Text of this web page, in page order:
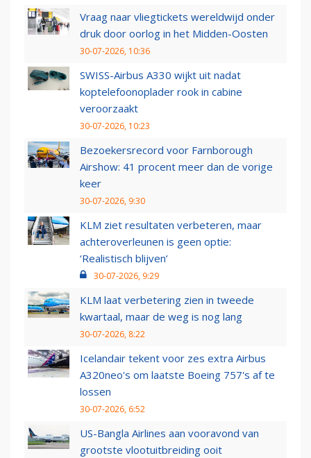
Vraag naar vliegtickets wereldwijd onder
druk door oorlog in het Midden-Oosten
30-07-2026, 10:36
SWISS-Airbus A330 wijkt uit nadat
koptelefoonoplader rook in cabine
veroorzaakt
30-07-2026, 10:23
Bezoekersrecord voor Farnborough
Airshow: 41 procent meer dan de vorige
keer
30-07-2026, 9:30
KLM ziet resultaten verbeteren, maar
achteroverleunen is geen optie:
‘Realistisch blijven’
30-07-2026, 9:29
KLM laat verbetering zien in tweede
kwartaal, maar de weg is nog lang
30-07-2026, 8:22
Icelandair tekent voor zes extra Airbus
A320neo's om laatste Boeing 757's af te
lossen
30-07-2026, 6:52
US-Bangla Airlines aan vooravond van
grootste vlootuitbreiding ooit